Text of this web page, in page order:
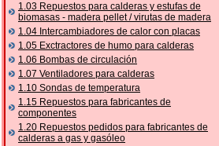
1.03 Repuestos para calderas y estufas de
biomasas - madera pellet / virutas de madera
1.04 Intercambiadores de calor con placas
1.05 Exctractores de humo para calderas
1.06 Bombas de circulación
1.07 Ventiladores para calderas
1.10 Sondas de temperatura
1.15 Repuestos para fabricantes de
componentes
1.20 Repuestos pedidos para fabricantes de
calderas a gas y gasóleo